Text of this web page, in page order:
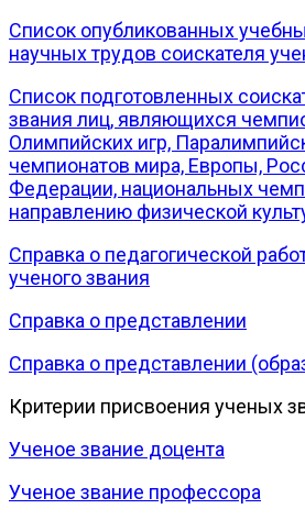
Список опубликованных
научных трудов соискателя
Список подготовленных
звания лиц, являющихся
Олимпийских игр,
чемпионатов мира, Европы,
Федерации, национальных
направлению физической
Справка о педагогической
ученого звания
Справка о представлении
Справка о представлении
Критерии присвоения ученых
Ученое звание доцента
Ученое звание профессора